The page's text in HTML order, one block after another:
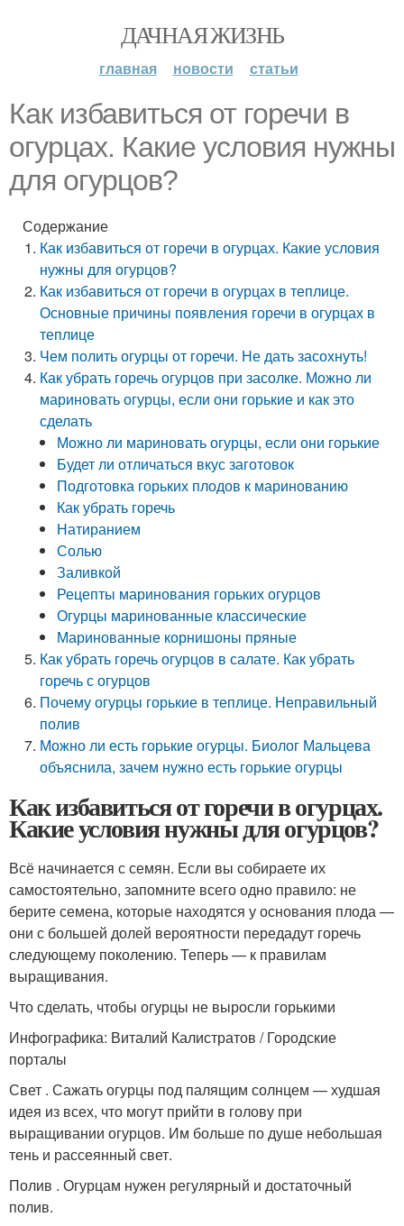
ДАЧНАЯ ЖИЗНЬ
главная новости статьи
Как избавиться от горечи в
огурцах. Какие условия нужны
для огурцов?
Содержание
Как избавиться от горечи в огурцах. Какие условия
нужны для огурцов?
Как избавиться от горечи в огурцах в теплице.
Основные причины появления горечи в огурцах в
теплице
Чем полить огурцы от горечи. Не дать засохнуть!
Как убрать горечь огурцов при засолке. Можно ли
мариновать огурцы, если они горькие и как это
сделать
Можно ли мариновать огурцы, если они горькие
Будет ли отличаться вкус заготовок
Подготовка горьких плодов к маринованию
Как убрать горечь
Натиранием
Солью
Заливкой
Рецепты маринования горьких огурцов
Огурцы маринованные классические
Маринованные корнишоны пряные
Как убрать горечь огурцов в салате. Как убрать
горечь с огурцов
Почему огурцы горькие в теплице. Неправильный
полив
Можно ли есть горькие огурцы. Биолог Мальцева
объяснила, зачем нужно есть горькие огурцы
Как избавиться от горечи в огурцах.
Какие условия нужны для огурцов?
Всё начинается с семян. Если вы собираете их
самостоятельно, запомните всего одно правило: не
берите семена, которые находятся у основания плода —
они с большей долей вероятности передадут горечь
следующему поколению. Теперь — к правилам
выращивания.
Что сделать, чтобы огурцы не выросли горькими
Инфографика: Виталий Калистратов / Городские
порталы
Свет . Сажать огурцы под палящим солнцем — худшая
идея из всех, что могут прийти в голову при
выращивании огурцов. Им больше по душе небольшая
тень и рассеянный свет.
Полив . Огурцам нужен регулярный и достаточный
полив.